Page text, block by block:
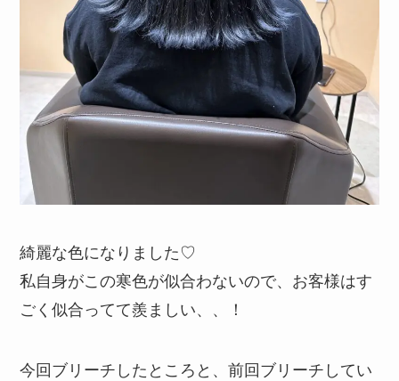
綺麗な色になりました♡
私自身がこの寒色が似合わないので、お客様はす
ごく似合ってて羨ましい、、！
今回ブリーチしたところと、前回ブリーチしてい